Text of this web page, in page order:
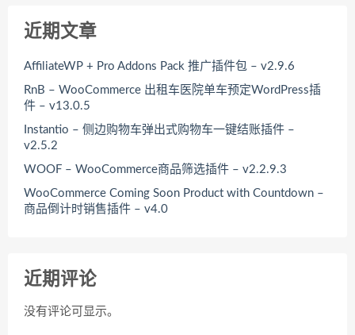
近期文章
AffiliateWP + Pro Addons Pack 推广插件包 – v2.9.6
RnB – WooCommerce 出租车医院单车预定WordPress插
件 – v13.0.5
Instantio – 侧边购物车弹出式购物车一键结账插件 –
v2.5.2
WOOF – WooCommerce商品筛选插件 – v2.2.9.3
WooCommerce Coming Soon Product with Countdown –
商品倒计时销售插件 – v4.0
近期评论
没有评论可显示。